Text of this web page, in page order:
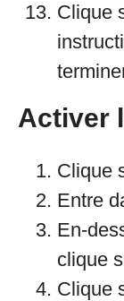
Clique
Activer
Clique
Entre
En-
clique
Clique